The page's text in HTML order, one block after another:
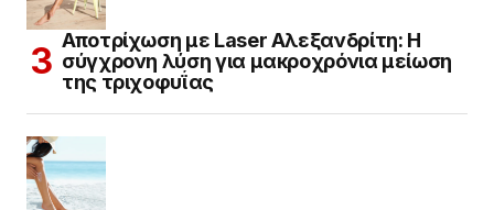
Αποτρίχωση με Laser Αλεξανδρίτη: Η
σύγχρονη λύση για μακροχρόνια μείωση
της τριχοφυΐας